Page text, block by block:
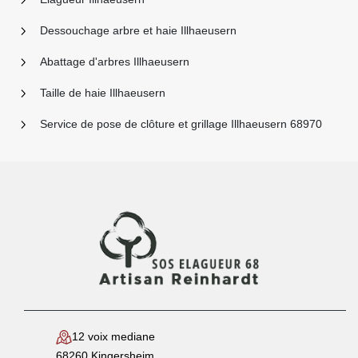
Dessouchage arbre et haie Illhaeusern
Abattage d'arbres Illhaeusern
Taille de haie Illhaeusern
Service de pose de clôture et grillage Illhaeusern 68970
12 voix mediane